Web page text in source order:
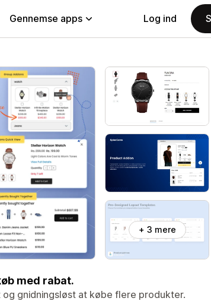
Gennemse apps Log ind
+ 3 mere
med rabat.
gnidningsløst at købe flere produkter.